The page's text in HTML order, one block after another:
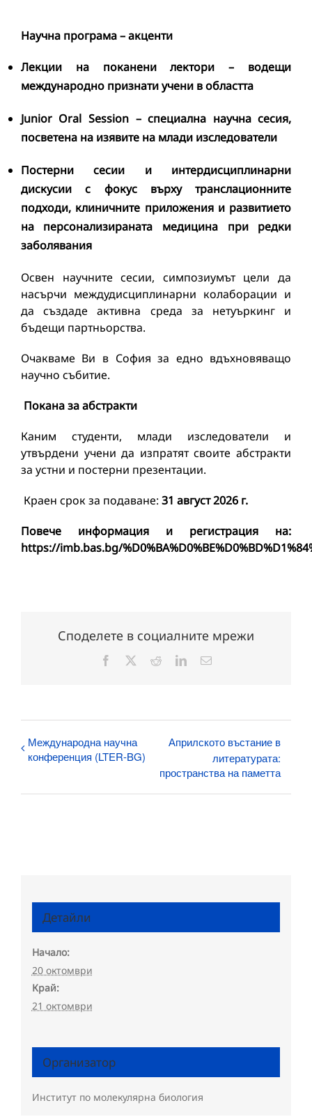
Научна програма – акценти
Лекции на поканени лектори – водещи
международно признати учени в областта
Junior Oral Session – специална научна сесия,
посветена на изявите на млади изследователи
Постерни сесии и интердисциплинарни
дискусии с фокус върху транслационните
подходи, клиничните приложения и развитието
на персонализираната медицина при редки
заболявания
Освен научните сесии, симпозиумът цели да
насърчи междудисциплинарни колаборации и
да създаде активна среда за нетуъркинг и
бъдещи партньорства.
Очакваме Ви в София за едно вдъхновяващо
научно събитие.
Покана за абстракти
Каним студенти, млади изследователи и
утвърдени учени да изпратят своите абстракти
за устни и постерни презентации.
Краен срок за подаване: 31 август 2026 г.
Повече информация и регистрация на:
https://imb.bas.bg/
Споделете в социалните мрежи
Facebook RedditLinkedInЕлектронна
Международна научна
конференция (LTER-BG)
Априлското въстание в
литературата:
пространства на паметта
Детайли
Начало:
20 октомври
Край:
21 октомври
Организатор
Институт по молекулярна биология